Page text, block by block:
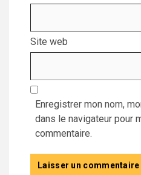
Site web
Enregistrer mon nom,
dans le navigateur pour
commentaire.